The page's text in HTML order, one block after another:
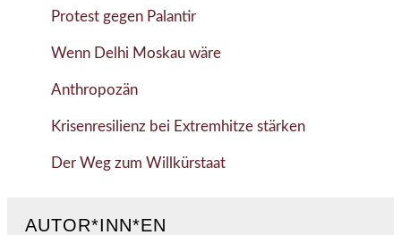
Protest gegen Palantir
Wenn Delhi Moskau wäre
Anthropozän
Krisenresilienz bei Extremhitze stärken
Der Weg zum Willkürstaat
AUTOR*INN*EN